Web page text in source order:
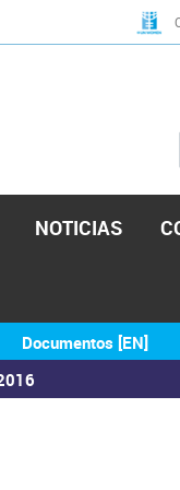
Documentos [EN]
NOTICIAS